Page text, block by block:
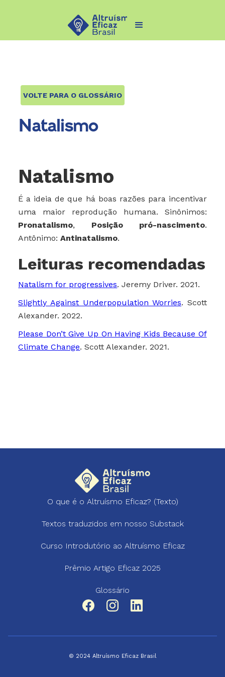
VOLTE PARA O GLOSSÁRIO
Natalismo
Natalismo
É a ideia de que há boas razões para incentivar
uma maior reprodução humana. Sinônimos:
Pronatalismo, Posição pró-nascimento.
Antônimo:Antinatalismo.
Leituras recomendadas
Natalism for progressives. Jeremy Driver. 2021.
Slightly Against Underpopulation Worries. Scott
Alexander. 2022.
Please Don’t Give Up On Having Kids Because Of
Climate Change. Scott Alexander. 2021.
O que é o Altruísmo Eficaz? (Texto)
Textos traduzidos em nosso Substack
Curso Introdutório ao Altruísmo Eficaz
Prêmio Artigo Eficaz 2025
Glossário
© 2024 Altruísmo Eficaz Brasil